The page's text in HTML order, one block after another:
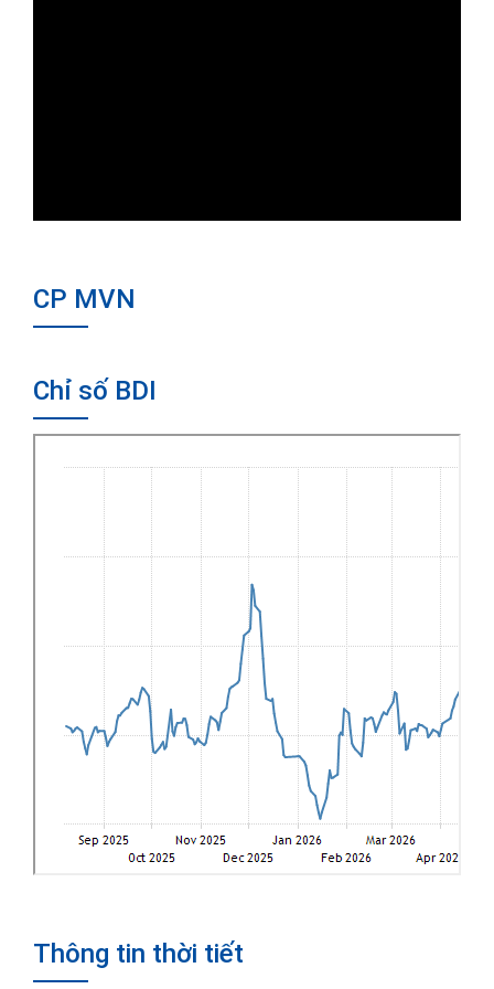
CP MVN
Chỉ số BDI
Thông tin thời tiết